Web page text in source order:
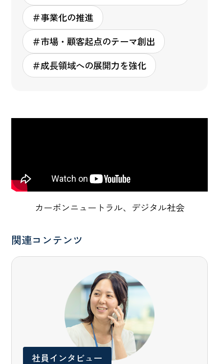
＃事業化の推進
＃市場・顧客起点のテーマ創出
＃成長領域への展開力を強化
カーボンニュートラル、デジタル社会
関連コンテンツ
社員インタビュー